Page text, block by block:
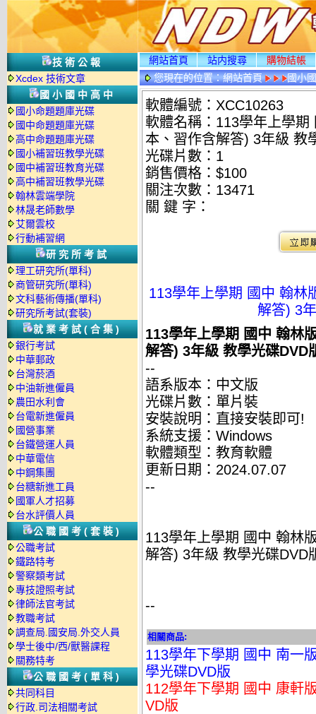
技術公報
Xcdex 技術文章
國小國中高中
國小命題題庫光碟
國中命題題庫光碟
高中命題題庫光碟
國小補習班教學光碟
國中補習班教育光碟
高中補習班教學光碟
翰林雲端學院
林晟老師數學
艾爾雲校
行動補習網
研究所考試
理工研究所(單科)
商管研究所(單科)
文科藝術傳播(單科)
研究所考試(套裝)
就業考試(合集)
銀行考試
中華郵政
台灣菸酒
中油新進僱員
農田水利會
台電新進僱員
國營事業
台鐵營運人員
中華電信
中鋼集團
台糖新進工員
國軍人才招募
台水評價人員
公職國考(套裝)
公職考試
鐵路特考
警察類考試
專技證照考試
律師法官考試
教職考試
調查局.國安局.外交人員
學士後中/西/獸醫課程
關務特考
公職國考(單科)
共同科目
行政.司法相關考試
網站首頁 站内搜尋
購物結帳
您現在的位置：網站首頁 國小
軟體編號：XCC10263
軟體名稱：113學年上學
本、習作含解答) 3年級 教
光碟片數：1
銷售價格：$100
關注次數： 13471
關 鍵 字：
113學年上學期 國中 翰林
解答) 3
113學年上學期 國中 翰林
解答) 3年級 教學光碟DVD
--
語系版本：中文版
光碟片數：單片裝
安裝說明：直接安裝即可!
系統支援：Windows
軟體類型：教育軟體
更新日期：2024.07.07
--
113學年上學期 國中 翰林
解答) 3年級 教學光碟DVD
--
相關商品:
113學年下學期 國中 南一
學光碟DVD版
112學年下學期 國中 康軒
VD版